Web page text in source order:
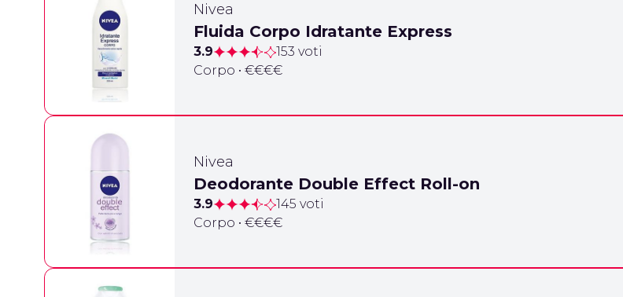
Nivea
Fluida Corpo Idratante Express
3.9
153 voti
Corpo • €€€€
Nivea
Deodorante Double Effect Roll-on
3.9
145 voti
Corpo • €€€€